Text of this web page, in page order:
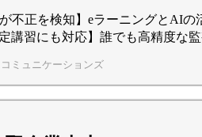
が不正を検知】eラーニングとAIの
定講習にも対応】誰でも高精度な
ミュニケーションズ